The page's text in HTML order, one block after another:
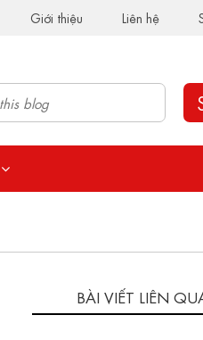
Giới thiệu Liên hệ
BÀI VIẾT LIÊN